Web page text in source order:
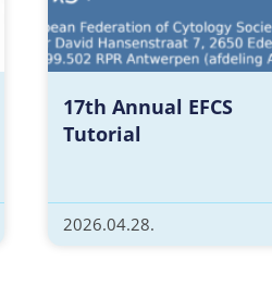
17th Annual EFCS
Tutorial
2026.04.28.